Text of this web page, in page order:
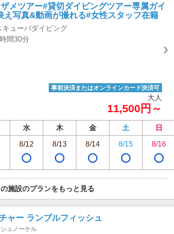
メツアー#貸切ダイビングツアー専属ガイ
え写真&動画が撮れる#女性スタッフ在籍
キューバダイビング
間30分
事前決済またはオンラインカード決済可
大人
11,500円～
水 木 金 土
日
8/12 8/13 8/14 8/15 8/16
施設のプランをもっと見る
ャー ランブルフィッシュ
ュノーケル